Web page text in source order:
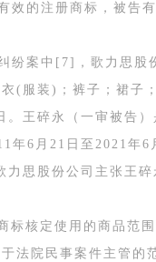
的注册商标，被告
纷案中[7]，歌力思股
(服装)；裤子；裙子
王碎永（一审被告）
年6月21日至2021年
思股份公司主张王碎
核定使用的商品范
法院民事案件主管的